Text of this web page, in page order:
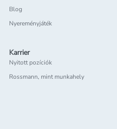
Blog
Nyereményjáték
Karrier
Nyitott pozíciók
Rossmann, mint munkahely